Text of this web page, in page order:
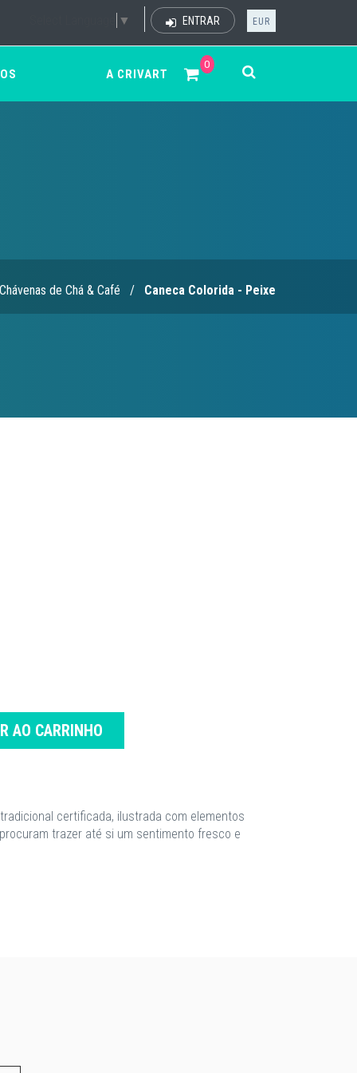
▼ ENTRAR EUR
0
A CRIVART
Chávenas de Chá & Café / Caneca Colorida - Peixe
AO CARRINHO
certificada, ilustrada com elementos
trazer até si um sentimento fresco e